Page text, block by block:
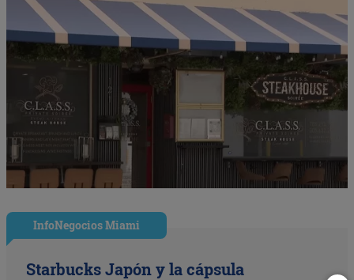
InfoNegocios Miami
Starbucks Japón y la cápsula